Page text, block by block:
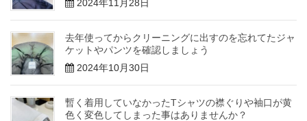
2024年11月28日
去年使ってからクリーニングに出すのを忘れてたジャ
ケットやパンツを確認しましょう
2024年10月30日
暫く着用していなかったTシャツの襟ぐりや袖口が黄
色く変色してしまった事はありませんか？